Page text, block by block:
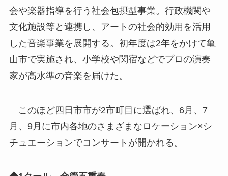
会や楽器指導を行う社会包摂型事業。行政機関や
文化施設等と連携し、アートの社会的効用を活用
した音楽事業を展開する。初年度は2年をかけて亀
山市で実施され、小学校や関宿などでプロの演奏
家が高水準の音楽を届けた。
このほど四日市市が2市町目に選ばれ、6月、7
月、9月に市内各地のさまざまなロケーション×シ
チュエーションでコンサートが開かれる。